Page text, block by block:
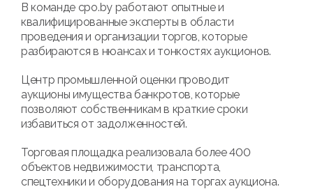
В команде cpo.by работают опытные и
квалифицированные эксперты в области
проведения и организации торгов, которые
разбираются в нюансах и тонкостях аукционов.
Центр промышленной оценки проводит
аукционы имущества банкротов, которые
позволяют собственникам в краткие сроки
избавиться от задолженностей.
Торговая площадка реализовала более 400
объектов недвижимости, транспорта,
спецтехники и оборудования на торгах аукциона.